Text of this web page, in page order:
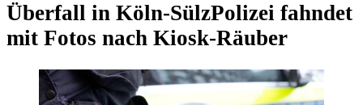
Überfall in Köln-SülzPolizei fahndet
mit Fotos nach Kiosk-Räuber